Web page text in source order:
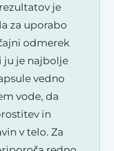
je
za uporabo
odmerek
ju je najbolje
vedno
vode, da
in
v telo. Za